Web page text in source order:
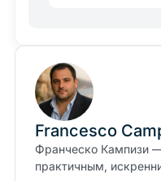
Francesco
Франческо Кампизи
практичным,